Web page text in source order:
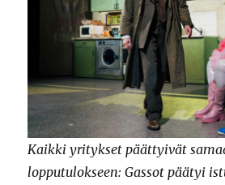
Kaikki yritykset päättyivät
lopputulokseen: Gassot päätyi